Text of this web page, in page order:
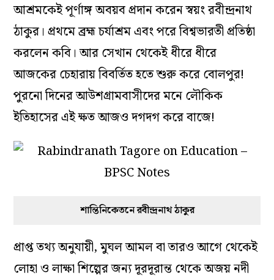
আশ্রমকেই পূর্ণাঙ্গ অবয়ব প্রদান করেন স্বয়ং রবীন্দ্রনাথ
ঠাকুর। প্রথমে ব্রহ্ম চর্যাশ্রম এবং পরে বিশ্বভারতী প্রতিষ্ঠা
করলেন কবি। আর সেখান থেকেই ধীরে ধীরে
আজকের চেহারায় বিবর্তিত হতে শুরু করে বোলপুর!
পুরনো দিনের আউশগ্রামবাসীদের মনে লৌকিক
ইতিহাসের এই ক্ষত আজও দগদগ করে বাজে!
শান্তিনিকেতনে রবীন্দ্রনাথ ঠাকুর
প্রাপ্ত তথ্য অনুযায়ী, মুঘল আমল বা তারও আগে থেকেই
লোহা ও লাক্ষা শিল্পের জন্য দূরদূরান্ত থেকে অজয় নদী